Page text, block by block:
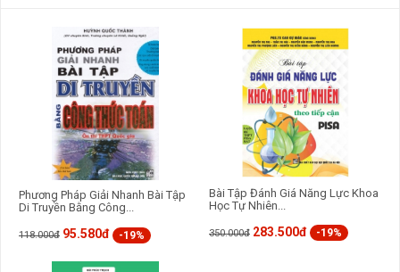
Phương Pháp Giải Nhanh Bài Tập
Di Truyền Bằng Công...
118.000đ 95.580đ -19%
Bài Tập Đánh Giá Năng Lực Khoa
Học Tự Nhiên...
350.000đ 283.500đ -19%